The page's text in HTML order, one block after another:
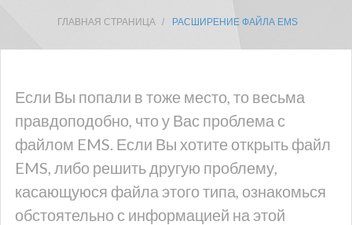
ГЛАВНАЯ СТРАНИЦА РАСШИРЕНИЕ ФАЙЛА EMS
Если Вы попали в тоже место, то весьма
правдоподобно, что у Вас проблема с
файлом EMS. Если Вы хотите открыть файл
EMS, либо решить другую проблему,
касающуюся файла этого типа, ознакомься
обстоятельно с информацией на этой